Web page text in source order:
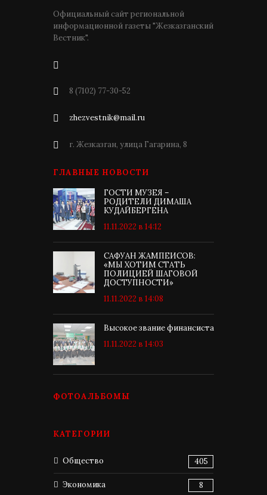
Официальный сайт региональной
информационной газеты "Жезказганский
Вестник".
8 (7102) 77-30-52
zhezvestnik@mail.ru
г. Жезказган, улица Гагарина, 8
ГЛАВНЫЕ НОВОСТИ
ГОСТИ МУЗЕЯ –
РОДИТЕЛИ ДИМАША
КУДАЙБЕРГЕНА
11.11.2022 в 14:12
САФУАН ЖАМПЕИСОВ:
«МЫ ХОТИМ СТАТЬ
ПОЛИЦИЕЙ ШАГОВОЙ
ДОСТУПНОСТИ»
11.11.2022 в 14:08
Высокое звание финансиста
11.11.2022 в 14:03
ФОТОАЛЬБОМЫ
КАТЕГОРИИ
Общество 405
Экономика 8